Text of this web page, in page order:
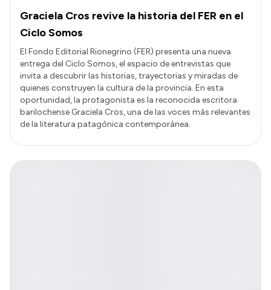
Graciela Cros revive la historia del FER en el
Ciclo Somos
El Fondo Editorial Rionegrino (FER) presenta una nueva
entrega del Ciclo Somos, el espacio de entrevistas que
invita a descubrir las historias, trayectorias y miradas de
quienes construyen la cultura de la provincia. En esta
oportunidad, la protagonista es la reconocida escritora
barilochense Graciela Cros, una de las voces más relevantes
de la literatura patagónica contemporánea.